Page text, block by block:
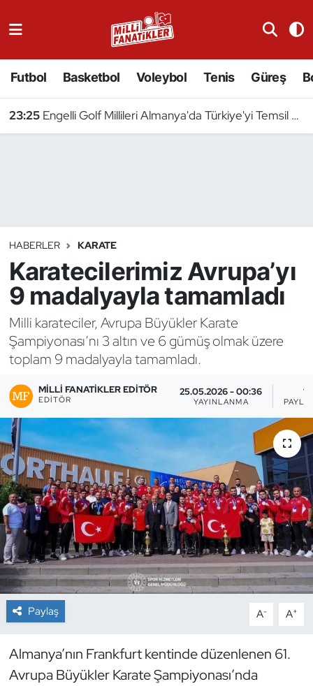
Futbol Basketbol Voleybol Tenis Güreş
23:25 Engelli Golf Millileri Almanya'da Türkiye'yi Temsil Edecek
HABERLER KARATE
Karatecilerimiz Avrupa’yı
9 madalyayla tamamladı
Milli karateciler, Avrupa Büyükler Karate
Şampiyonası’nı 3 altın ve 6 gümüş olmak üzere
toplam 9 madalyayla tamamladı.
MILLI FANATIKLER EDITÖR
EDITÖR
25.05.2026 - 00:36
YAYINLANMA
1
Paylaş A- A+
Almanya’nın Frankfurt kentinde düzenlenen 61.
Avrupa Büyükler Karate Şampiyonası’nda
Badminton
Binicilik
Bisiklet
Bocce Bowling Dart
Buz Hokeyi
Buz Pateni
Çim Hokeyi
Cimnastik
Curling
Dağcılık
Dans Sporları